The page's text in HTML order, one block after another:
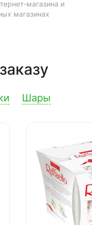
магазина и
магазинах
Шары